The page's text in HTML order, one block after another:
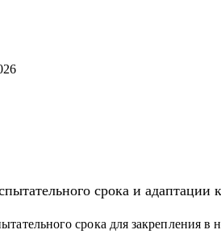
срока и адаптации
срока для закрепления в